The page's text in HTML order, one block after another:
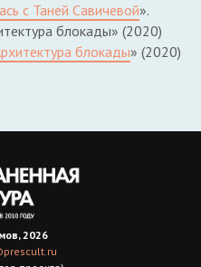
с Таней Савичевой».
блокады» (2020)
блокады» (2020)
2026